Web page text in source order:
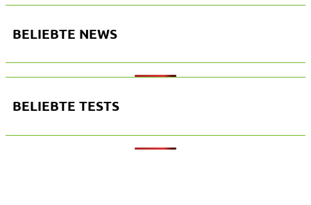
BELIEBTE NEWS
BELIEBTE TESTS